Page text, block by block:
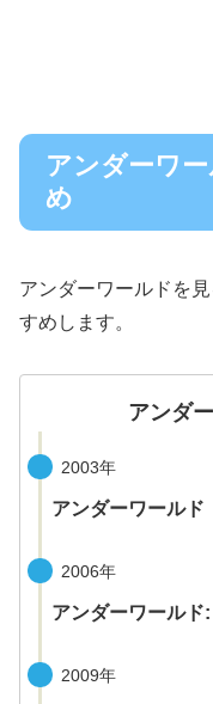
アンダーワ
め
アンダーワールドを
すめします。
アンダ
2003年
アンダーワールド
2006年
アンダーワールド
2009年